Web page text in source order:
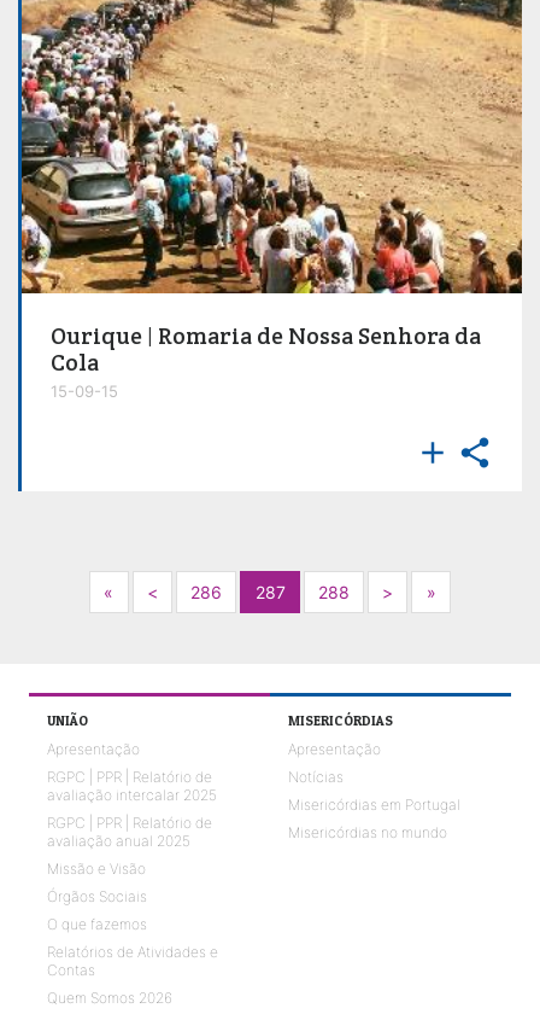
Ourique | Romaria de Nossa Senhora da
Cola
15-09-15
 
« Next<Previous
286 287 288 > Next»Next
UNIÃO
Apresentação
RGPC | PPR | Relatório de
avaliação intercalar 2025
RGPC | PPR | Relatório de
avaliação anual 2025
Missão e Visão
Órgãos Sociais
O que fazemos
Relatórios de Atividades e
Contas
Quem Somos 2026
MISERICÓRDIAS
Apresentação
Notícias
Misericórdias em Portugal
Misericórdias no mundo